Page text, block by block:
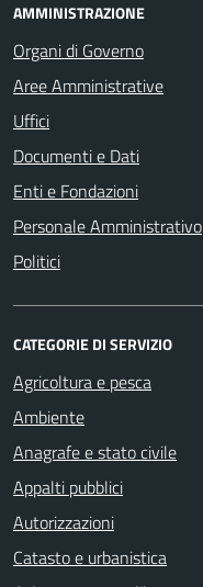
AMMINISTRAZIONE
Organi di Governo
Aree Amministrative
Uffici
Documenti e Dati
Enti e Fondazioni
Personale Amministrativo
Politici
CATEGORIE DI SERVIZIO
Agricoltura e pesca
Ambiente
Anagrafe e stato civile
Appalti pubblici
Autorizzazioni
Catasto e urbanistica